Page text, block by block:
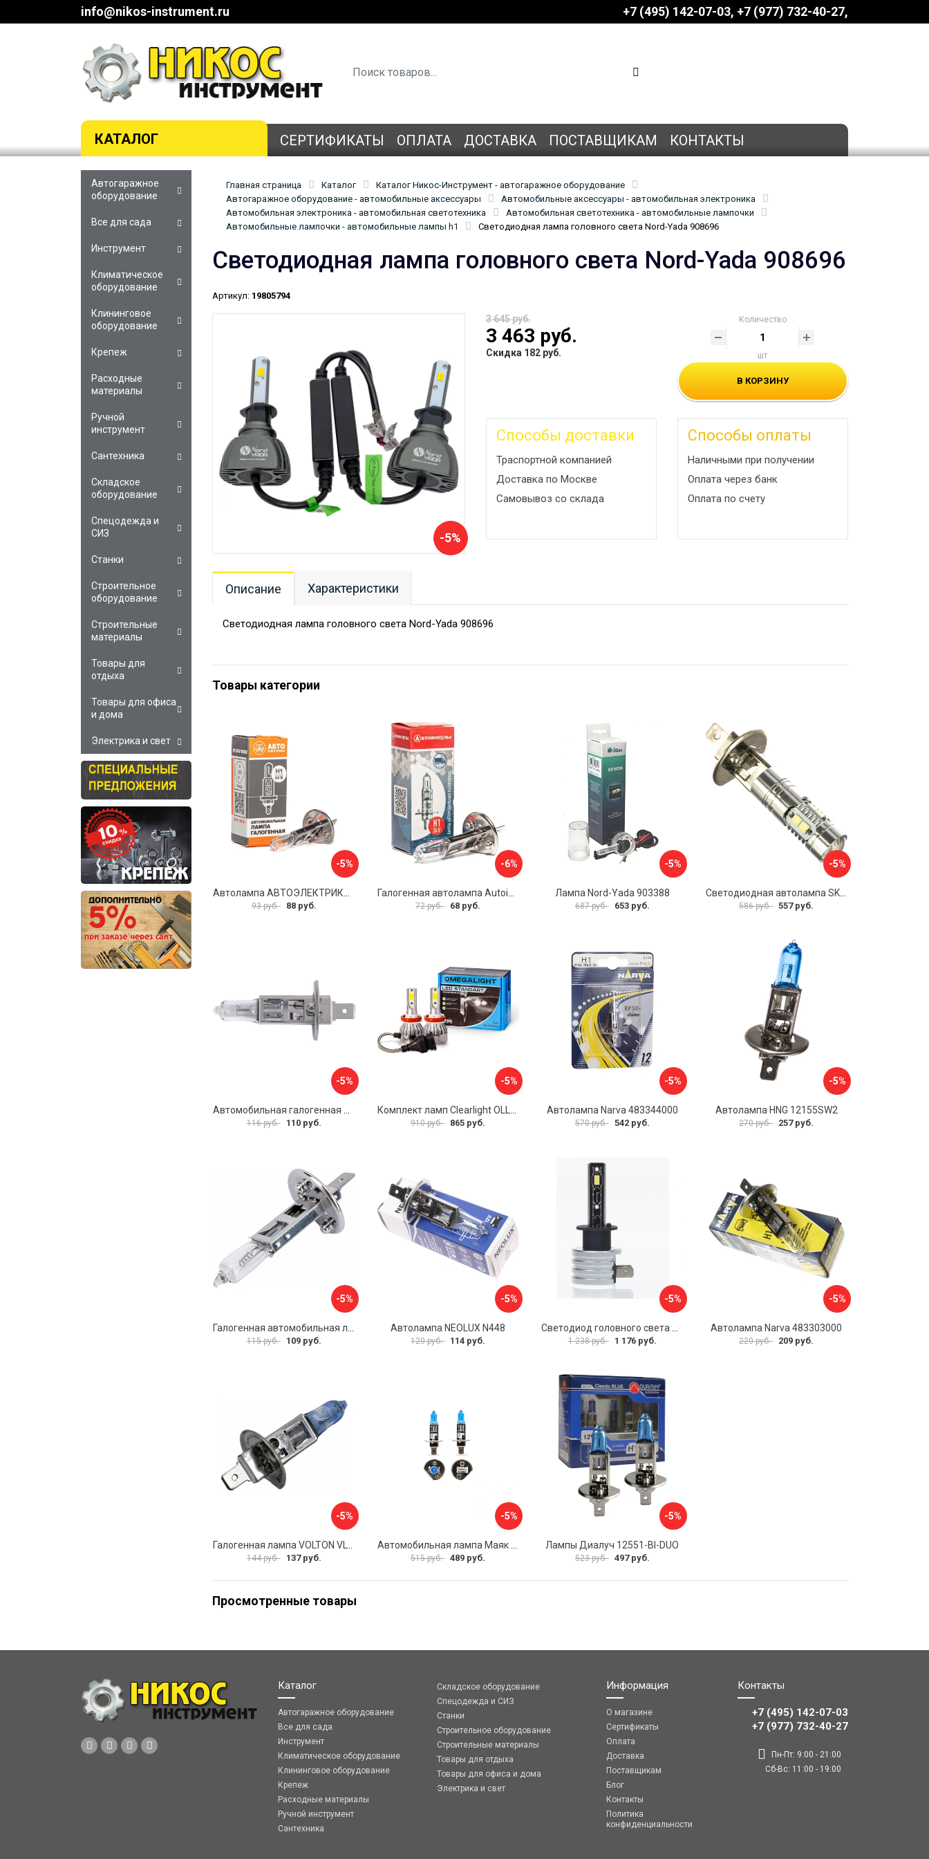
info@nikos-instrument.ru +7 (495) 142-07-03 ‎‎+7 (977) 732-40-27
КАТАЛОГ СЕРТИФИКАТЫ ОПЛАТА ДОСТАВКА ПОСТАВЩИКАМ КОНТАКТЫ
Главная страница Каталог
Каталог Никос-Инструмент - автогаражное оборудование
Автогаражное оборудование - автомобильные аксессуары
Автомобильные аксессуары - автомобильная электроника
Автомобильная электроника - автомобильная светотехника
Автомобильная светотехника - автомобильные лампочки
Автомобильные лампочки - автомобильные лампы h1
Светодиодная лампа головного света Nord-Yada 908696
Светодиодная лампа головного света Nord-Yada 908696
Артикул: 19805794
-5%
3 645 руб.
3 463 руб.
Скидка 182 руб.
Количество
шт
В КОРЗИНУ
Способы доставки
Траспортной компанией
Доставка по Москве
Самовывоз со склада
Способы оплаты
Наличными при получении
Оплата через банк
Оплата по счету
Описание Характеристики
Светодиодная лампа головного света Nord-Yada 908696
Товары категории
-5%
93 руб. 88 руб.
-6%
72 руб. 68 руб.
-5%
Лампа Nord-Yada 903388
687 руб. 653 руб.
-5%
Светодиодная автолампа SKYWAY S0820203
586 руб. 557 руб.
-5%
Автомобильная галогенная лампа Маяк 2120
116 руб. 110 руб.
-5%
Комплект ламп Clearlight OLLEDH1ST-2
910 руб. 865 руб.
-5%
Автолампа Narva 483344000
570 руб. 542 руб.
-5%
Автолампа HNG 12155SW2
270 руб. 257 руб.
-5%
115 руб. 109 руб.
-5%
Автолампа NEOLUX N448
120 руб. 114 руб.
-5%
1 238 руб. 1 176 руб.
-5%
Автолампа Narva 483303000
220 руб. 209 руб.
-5%
Галогенная лампа VOLTON VLT1601
144 руб. 137 руб.
-5%
515 руб. 489 руб.
-5%
Лампы Диалуч 12551-Bl-DUO
523 руб. 497 руб.
Просмотренные товары
Автогаражное
оборудование
Все для сада
Инструмент
Климатическое
оборудование
Клининговое
оборудование
Крепеж
Расходные
материалы
Ручной
инструмент
Сантехника
Складское
оборудование
Спецодежда и
СИЗ
Станки
Строительное
оборудование
Строительные
материалы
Товары для
отдыха
Товары для офиса
и дома
Электрика и свет
Каталог
Автогаражное оборудование
Все для сада
Инструмент
Климатическое оборудование
Клининговое оборудование
Крепеж
Расходные материалы
Ручной инструмент
Сантехника
Складское оборудование
Спецодежда и СИЗ
Станки
Строительное оборудование
Строительные материалы
Товары для отдыха
Товары для офиса и дома
Электрика и свет
Информация
О магазине
Сертификаты
Оплата
Доставка
Поставщикам
Блог
Контакты
Политика
конфиденциальности
Контакты
+7 (495) 142-07-03
‎‎+7 (977) 732-40-27
Пн-Пт: 9:00 - 21:00
Сб-Вс: 11:00 - 19:00